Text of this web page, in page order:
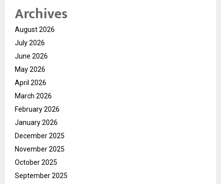
Archives
August 2026
July 2026
June 2026
May 2026
April 2026
March 2026
February 2026
January 2026
December 2025
November 2025
October 2025
September 2025